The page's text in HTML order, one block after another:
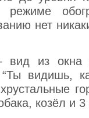
режиме
нет
из окна
видишь,
козёл и